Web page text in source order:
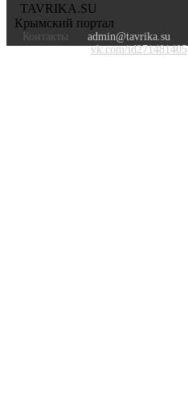
TAVRIKA.SU
Крымский портал
Контакты
admin@tavrika.su
vk.com/id271481405